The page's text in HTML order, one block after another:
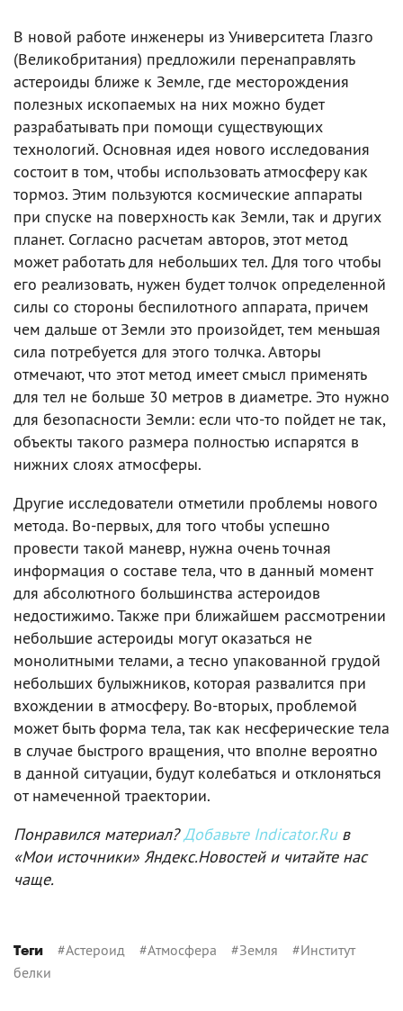
В новой работе инженеры из Университета Глазго
(Великобритания) предложили перенаправлять
астероиды ближе к Земле, где месторождения
полезных ископаемых на них можно будет
разрабатывать при помощи существующих
технологий. Основная идея нового исследования
состоит в том, чтобы использовать атмосферу как
тормоз. Этим пользуются космические аппараты
при спуске на поверхность как Земли, так и других
планет. Согласно расчетам авторов, этот метод
может работать для небольших тел. Для того чтобы
его реализовать, нужен будет толчок определенной
силы со стороны беспилотного аппарата, причем
чем дальше от Земли это произойдет, тем меньшая
сила потребуется для этого толчка. Авторы
отмечают, что этот метод имеет смысл применять
для тел не больше 30 метров в диаметре. Это нужно
для безопасности Земли: если что-то пойдет не так,
объекты такого размера полностью испарятся в
нижних слоях атмосферы.
Другие исследователи отметили проблемы нового
метода. Во-первых, для того чтобы успешно
провести такой маневр, нужна очень точная
информация о составе тела, что в данный момент
для абсолютного большинства астероидов
недостижимо. Также при ближайшем рассмотрении
небольшие астероиды могут оказаться не
монолитными телами, а тесно упакованной грудой
небольших булыжников, которая развалится при
вхождении в атмосферу. Во-вторых, проблемой
может быть форма тела, так как несферические тела
в случае быстрого вращения, что вполне вероятно
в данной ситуации, будут колебаться и отклоняться
от намеченной траектории.
Понравился материал?Добавьте Indicator.Ruв
«Мои источники» Яндекс.Новостей и читайте нас
чаще.
Теги #Астероид #Атмосфера #Земля #Институт
белки